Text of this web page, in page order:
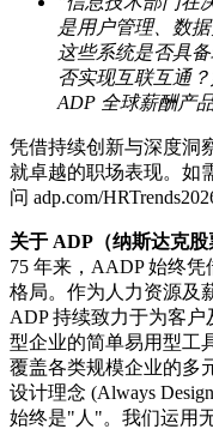
是用户管理、数
这些系统是否具
否实现互联互通
ADP 全球薪酬产
凭借持续创新与深度洞
就卓越的职场表现。如
问 adp.com/
关于 ADP （纳斯达克
75 年来，AADP 始终
格局。作为人力资源及
ADP 持续致力于为客
型企业的简单易用型工
覆盖各类规模企业的多
设计理念 (Always
始终是"人"。我们运用